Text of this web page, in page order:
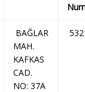
BAĞLAR
MAH.
KAFKAS
CAD.
NO: 37A